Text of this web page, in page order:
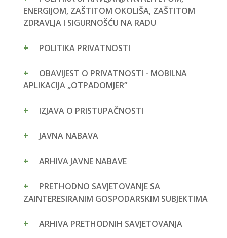
ENERGIJOM, ZAŠTITOM OKOLIŠA, ZAŠTITOM
ZDRAVLJA I SIGURNOŠĆU NA RADU
POLITIKA PRIVATNOSTI
OBAVIJEST O PRIVATNOSTI - MOBILNA
APLIKACIJA „OTPADOMJER”
IZJAVA O PRISTUPAČNOSTI
JAVNA NABAVA
ARHIVA JAVNE NABAVE
PRETHODNO SAVJETOVANJE SA
ZAINTERESIRANIM GOSPODARSKIM SUBJEKTIMA
ARHIVA PRETHODNIH SAVJETOVANJA